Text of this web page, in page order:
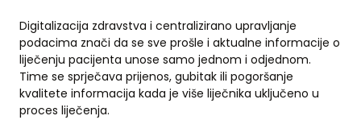
Digitalizacija zdravstva i centralizirano upravljanje
podacima znači da se sve prošle i aktualne informacije o
liječenju pacijenta unose samo jednom i odjednom.
Time se sprječava prijenos, gubitak ili pogoršanje
kvalitete informacija kada je više liječnika uključeno u
proces liječenja.